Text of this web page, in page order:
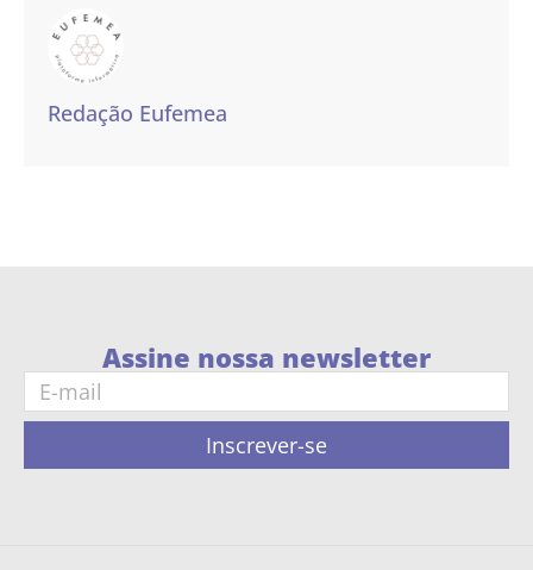
Redação Eufemea
Assine nossa newsletter
Inscrever-se